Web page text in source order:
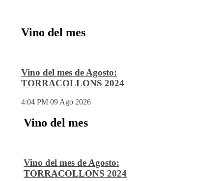
Vino del mes
Vino del mes de Agosto:
TORRACOLLONS 2024
4:04 PM 09 Ago 2026
Vino del mes
Vino del mes de Agosto:
TORRACOLLONS 2024